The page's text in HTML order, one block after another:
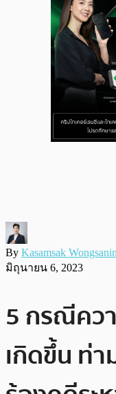
By Kasamsak Wongsanin
มิถุนายน 6, 2023
5 กรณีคว
เกิดขึ้น ท่